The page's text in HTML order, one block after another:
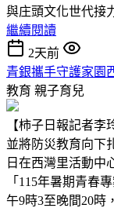
與庄頭文化世代接
繼續閱讀
2天前
青銀攜手守護家園
教育 親子育兒
【柿子日報記者李
並將防災教育向下
日在西灣里活動中
「115年暑期青春
午9時3至晚間20時